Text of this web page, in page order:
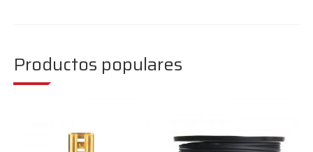
Productos populares